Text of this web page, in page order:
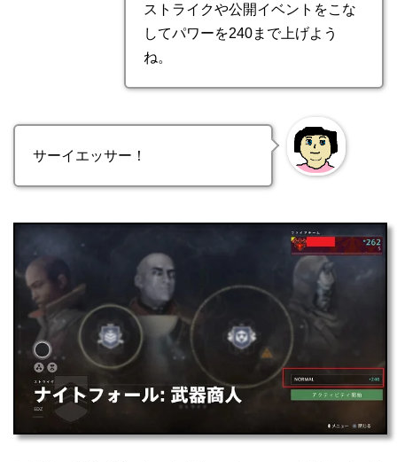
ストライクや公開イベントをこな
してパワーを240まで上げよう
ね。
サーイエッサー！